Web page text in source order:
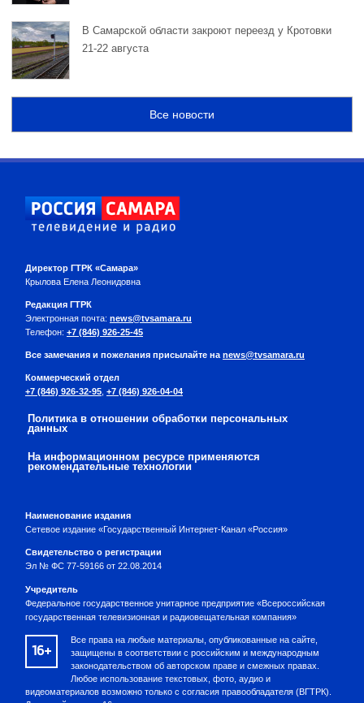
В Самарской области закроют переезд у Кротовки
21-22 августа
Все новости
Директор ГТРК «Самара»
Крылова Елена Леонидовна
Редакция ГТРК
Электронная почта: news@tvsamara.ru
Телефон: +7 (846) 926-25-45
Все замечания и пожелания присылайте на news@tvsamara.ru
Коммерческий отдел
+7 (846) 926-32-95 +7 (846) 926-04-04
Политика в отношении обработки персональных
данных
На информационном ресурсе применяются
рекомендательные технологии
Наименование издания
Сетевое издание «Государственный Интернет-Канал «Россия»
Свидетельство о регистрации
Эл № ФС 77-59166 от 22.08.2014
Учредитель
Федеральное государственное унитарное предприятие «Всероссийская
государственная телевизионная и радиовещательная компания»
16+
Все права на любые материалы, опубликованные на сайте,
защищены в соответствии с российским и международным
законодательством об авторском праве и смежных правах.
Любое использование текстовых, фото, аудио и
видеоматериалов возможно только с согласия правообладателя (ВГТРК).